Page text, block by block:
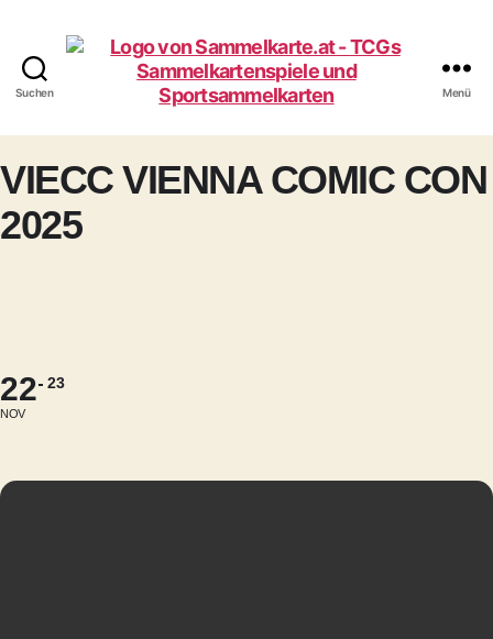
Suchen
Sammelkarte.at
Menü
VIECC VIENNA COMIC CON
2025
22
NOV
23